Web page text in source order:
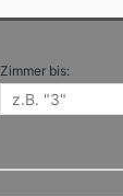
Zimmer bis: